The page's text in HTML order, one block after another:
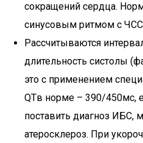
сокращений сердца.
синусовым ритмом с
Рассчитываются
длительность систолы
это с применением
QTв норме – 390/450мс,
поставить диагноз ИБС,
атеросклероз. При